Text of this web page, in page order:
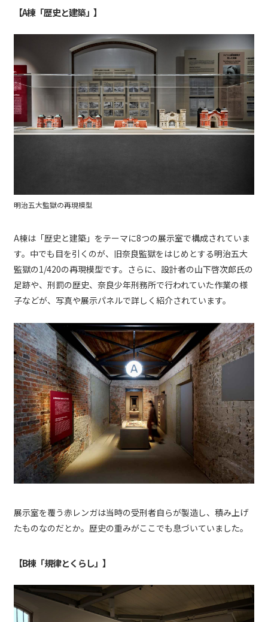
【A棟「歴史と建築」】
明治五大監獄の再現模型
A棟は「歴史と建築」をテーマに8つの展示室で構成されていま
す。中でも目を引くのが、旧奈良監獄をはじめとする明治五大
監獄の1/420の再現模型です。さらに、設計者の山下啓次郎氏の
足跡や、刑罰の歴史、奈良少年刑務所で行われていた作業の様
子などが、写真や展示パネルで詳しく紹介されています。
展示室を覆う赤レンガは当時の受刑者自らが製造し、積み上げ
たものなのだとか。歴史の重みがここでも息づいていました。
【B棟「規律とくらし」】